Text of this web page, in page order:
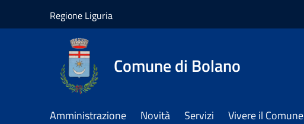
Regione Liguria
Comune di Bolano
Amministrazione Novità Servizi Vivere il Comune